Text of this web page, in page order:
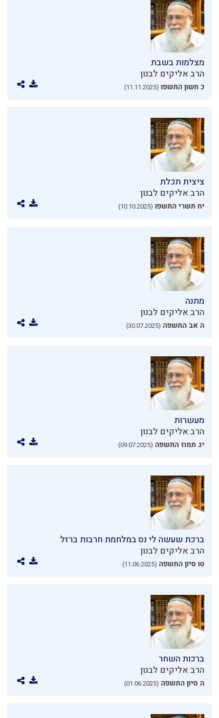
מצלמות בשבת
הרב אליקים לבנון
כ חשון התשפו (11.11.2025)
ציצית תכלת
הרב אליקים לבנון
יח תשרי התשפו (10.10.2025)
מתנה
הרב אליקים לבנון
ה אב התשפה (30.07.2025)
מעשרות
הרב אליקים לבנון
יג תמוז התשפה (09.07.2025)
ברכת שעשה לי נס במלחמת חרבות ברזל
הרב אליקים לבנון
טו סיון התשפה (11.06.2025)
ברכות השחר
הרב אליקים לבנון
ה סיון התשפה (01.06.2025)